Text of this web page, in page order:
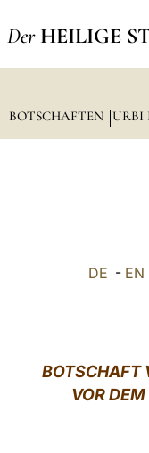
Der HEILIGE
BOTSCHAFTEN URBI
DE - EN
BOTSCHAFT
VOR